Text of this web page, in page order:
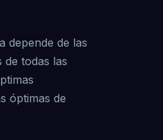
depende de las
de todas las
óptimas de